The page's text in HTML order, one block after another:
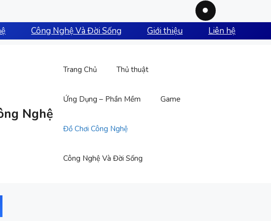
Công Nghệ Và Đời Sống Giới thiệu
Liên hệ
Nghệ
Trang Chủ Thủ thuật
Ứng Dụng – Phần Mềm Game
Đồ Chơi Công Nghệ
Công Nghệ Và Đời Sống